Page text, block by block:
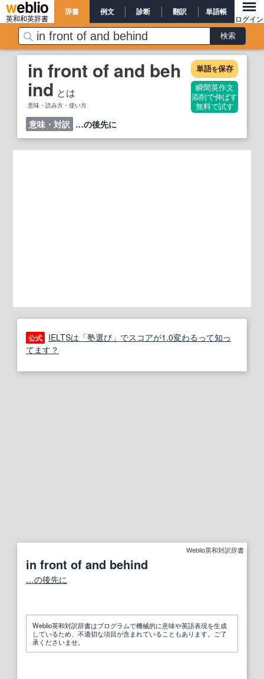
英和和英辞書
辞書 例文 診断 翻訳 単語帳
ログイン
in front of and beh
ind とは
意味・読み方・使い方
単語を保存
瞬間英作文
添削で伸ばす
無料で試す
意味・対訳 …の後先に
公式
IELTSは「塾選び」でスコアが1.0変わるって知っ
てます？
Weblio英和対訳辞書
in front of and behind
…の後先に
Weblio英和対訳辞書はプログラムで機械的に意味や英語表現を生成
しているため、不適切な項目が含まれていることもあります。ご了
承くださいませ。